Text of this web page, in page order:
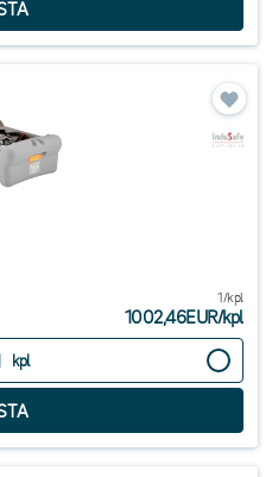
1/kpl
1002,46EUR/kpl
kpl